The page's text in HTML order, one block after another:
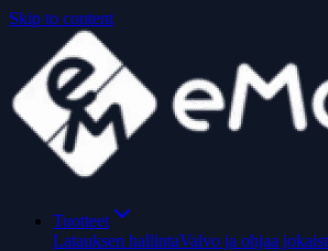
Skip to content
Tuotteet
Latauksen hallintaValvo ja ohjaa